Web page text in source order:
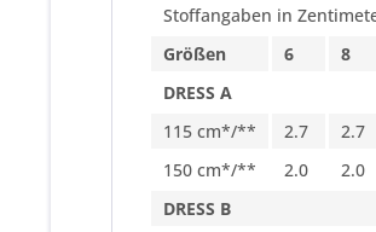
Stoffangaben in
Größen
6 8
DRESS A
115 cm*/**
2.7 2.7
150 cm*/**
2.0 2.0
DRESS B